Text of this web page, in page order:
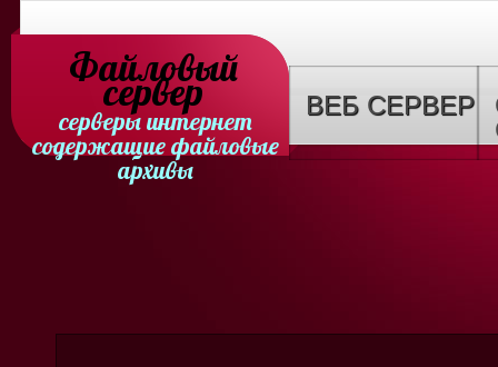
Файловый
сервер
серверы интернет
содержащие файловые
архивы
ВЕБ СЕРВЕР